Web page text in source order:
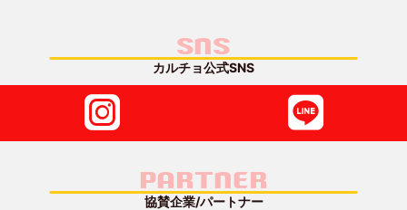
SNS
カルチョ公式SNS
PARTNER
協賛企業/パートナー